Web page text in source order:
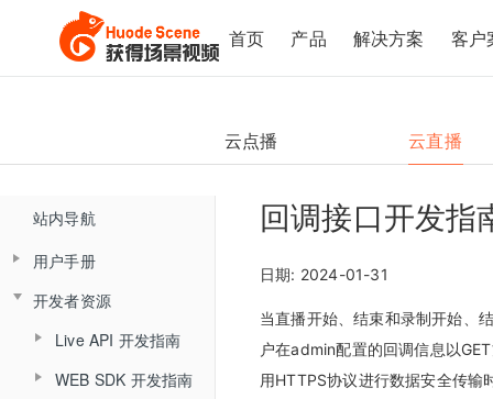
首页 产品 解决方案 客户
云点播 云直播
站内导航
用户手册
产品简介
控制台概述
直播客户端
开发者资源
Live API 开发指南
概述
WEB SDK 开发指南
回调接口开发指
日期: 2024-01-31
当直播开始、结束和录制开始、
户在admin配置的回调信息以
⽤HTTPS协议进⾏数据安全传输